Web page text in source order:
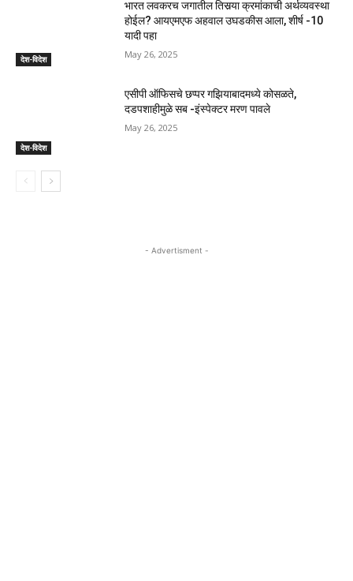
देश-विदेश
भारत लवकरच जगातील तिसर्‍या क्रमांकाची अर्थव्यवस्था
होईल? आयएमएफ अहवाल उघडकीस आला, शीर्ष -10
यादी पहा
May 26, 2025
देश-विदेश
एसीपी ऑफिसचे छप्पर गझियाबादमध्ये कोसळते,
दडपशाहीमुळे सब -इंस्पेक्टर मरण पावले
May 26, 2025
- Advertisment -